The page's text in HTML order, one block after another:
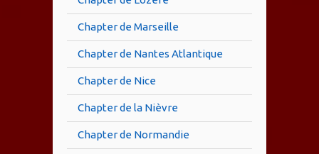
Chapter de Marseille
Chapter de Nantes Atlantique
Chapter de Nice
Chapter de la Nièvre
Chapter de Normandie